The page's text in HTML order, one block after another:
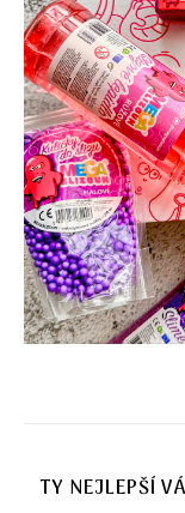
TY NEJLEPŠÍ